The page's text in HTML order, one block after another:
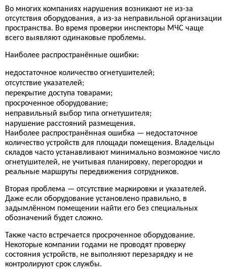
Во многих компаниях нарушения возникают не из-за
отсутствия оборудования, а из-за неправильной организации
пространства. Во время проверки инспекторы МЧС чаще
всего выявляют одинаковые проблемы.
Наиболее распространённые ошибки:
недостаточное количество огнетушителей;
отсутствие указателей;
перекрытие доступа товарами;
просроченное оборудование;
неправильный выбор типа огнетушителя;
нарушение расстояний размещения.
Наиболее распространённая ошибка — недостаточное
количество устройств для площади помещения. Владельцы
складов часто устанавливают минимально возможное число
огнетушителей, не учитывая планировку, перегородки и
реальные маршруты передвижения сотрудников.
Вторая проблема — отсутствие маркировки и указателей.
Даже если оборудование установлено правильно, в
задымлённом помещении найти его без специальных
обозначений будет сложно.
Также часто встречается просроченное оборудование.
Некоторые компании годами не проводят проверку
состояния устройств, не выполняют перезарядку и не
контролируют срок службы.